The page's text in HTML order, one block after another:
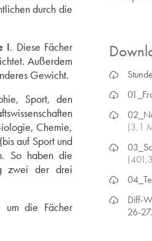
durch die
I. Diese Fächer
Außerdem
Gewicht.
Sport, den
Chemie,
auf Sport und
So haben die
zwei der drei
um die Fächer
(3,1
Diff-
26-